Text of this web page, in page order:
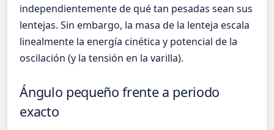
independientemente de qué tan pesadas sean sus
lentejas. Sin embargo, la masa de la lenteja escala
linealmente la energía cinética y potencial de la
oscilación (y la tensión en la varilla).
Ángulo pequeño frente a periodo
exacto